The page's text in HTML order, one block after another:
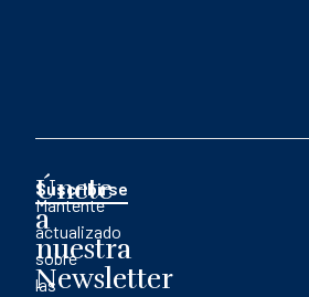
Únete
a
nuestra
Newsletter
Mantente
actualizado
sobre
las
Suscribirse